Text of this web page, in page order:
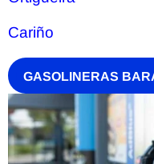
Cariño
GASOLINERAS